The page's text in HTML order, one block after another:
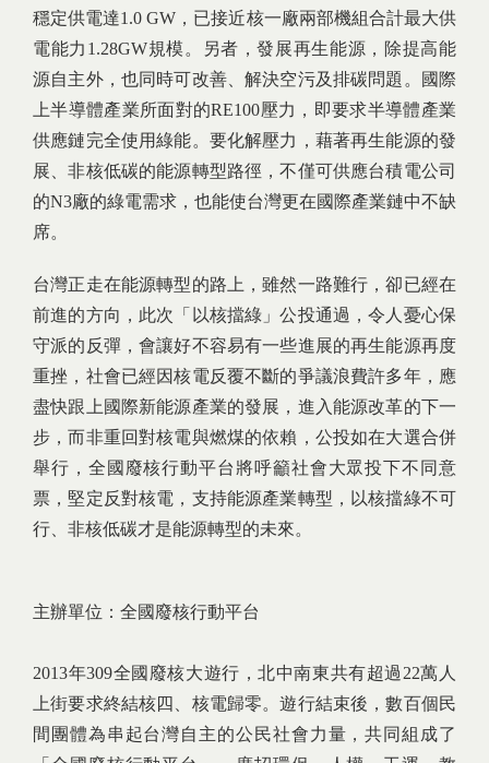
穩定供電達1.0 GW，已接近核一廠兩部機組合計最大供
電能力1.28GW規模。另者，發展再生能源，除提高能
源自主外，也同時可改善、解決空污及排碳問題。國際
上半導體產業所面對的RE100壓力，即要求半導體產業
供應鏈完全使用綠能。要化解壓力，藉著再生能源的發
展、非核低碳的能源轉型路徑，不僅可供應台積電公司
的N3廠的綠電需求，也能使台灣更在國際產業鏈中不缺
席。
台灣正走在能源轉型的路上，雖然一路難行，卻已經在
前進的方向，此次「以核擋綠」公投通過，令人憂心保
守派的反彈，會讓好不容易有一些進展的再生能源再度
重挫，社會已經因核電反覆不斷的爭議浪費許多年，應
盡快跟上國際新能源產業的發展，進入能源改革的下一
步，而非重回對核電與燃煤的依賴，公投如在大選合併
舉行，全國廢核行動平台將呼籲社會大眾投下不同意
票，堅定反對核電，支持能源產業轉型，以核擋綠不可
行、非核低碳才是能源轉型的未來。
主辦單位：全國廢核行動平台
2013年309全國廢核大遊行，北中南東共有超過22萬人
上街要求終結核四、核電歸零。遊行結束後，數百個民
間團體為串起台灣自主的公民社會力量，共同組成了